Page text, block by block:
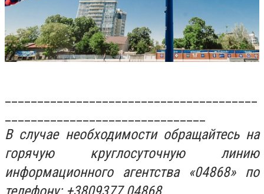
В случае необходимости обращайтесь на
горячую круглосуточную линию
информационного агентства «04868» по